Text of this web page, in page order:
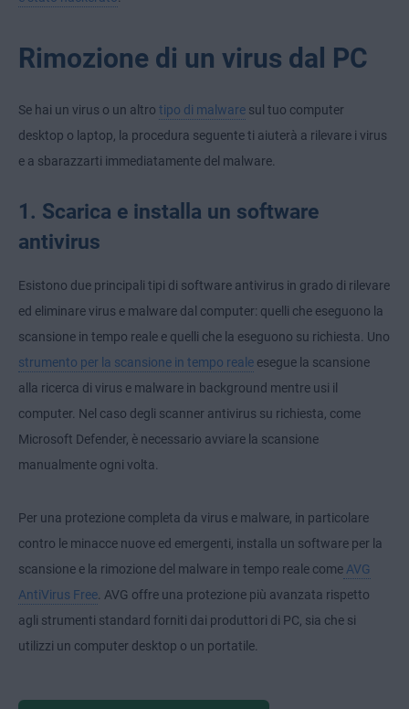
Rimozione di un virus dal PC
Se hai un virus o un altro tipo di malware sul tuo computer
desktop o laptop, la procedura seguente ti aiuterà a rilevare i virus
e a sbarazzarti immediatamente del malware.
1. Scarica e installa un software
antivirus
Esistono due principali tipi di software antivirus in grado di rilevare
ed eliminare virus e malware dal computer: quelli che eseguono la
scansione in tempo reale e quelli che la eseguono su richiesta. Uno
strumento per la scansione in tempo reale esegue la scansione
alla ricerca di virus e malware in background mentre usi il
computer. Nel caso degli scanner antivirus su richiesta, come
Microsoft Defender, è necessario avviare la scansione
manualmente ogni volta.
Per una protezione completa da virus e malware, in particolare
contro le minacce nuove ed emergenti, installa un software per la
scansione e la rimozione del malware in tempo reale comeAVG
AntiVirus Free. AVG offre una protezione più avanzata rispetto
agli strumenti standard forniti dai produttori di PC, sia che si
utilizzi un computer desktop o un portatile.